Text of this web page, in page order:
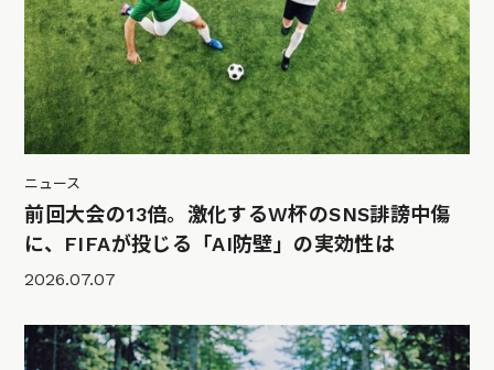
ニュース
前回大会の13倍。激化するW杯のSNS誹謗中傷
に、FIFAが投じる「AI防壁」の実効性は
2026.07.07